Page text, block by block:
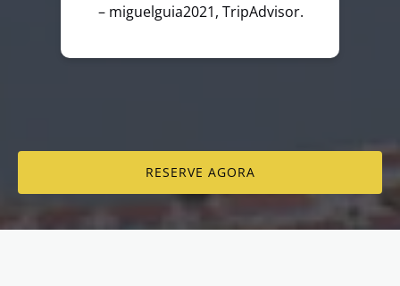
– miguelguia2021, TripAdvisor.
RESERVE AGORA